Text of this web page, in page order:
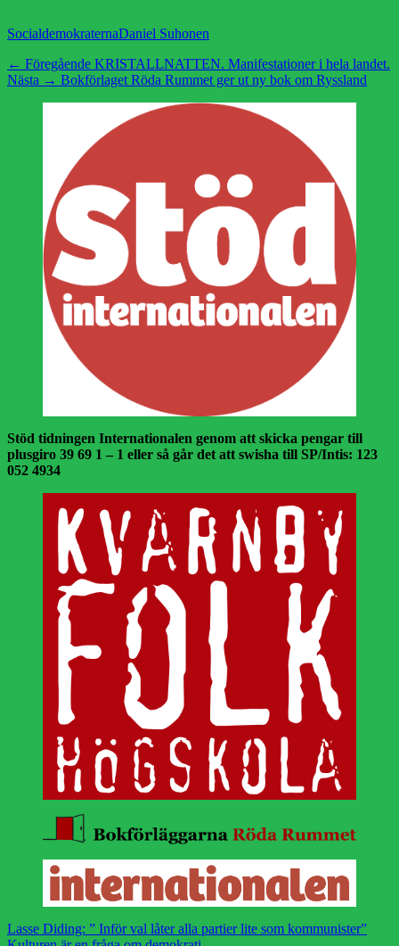
Kategorier
SocialdemokraternaEtiketter
Daniel Suhonen
Inläggsnavigering
← Föregående Föregående
inlägg:
KRISTALLNATTEN. Manifestationer i hela landet.
Nästa → Nästa
Bokförlaget Röda Rummet ger ut ny bok om Ryssland
Stöd tidningen Internationalen genom att skicka pengar till
plusgiro 39 69 1 – 1 eller så går det att swisha till SP/Intis: 123
052 4934
Lasse Diding: ” Inför val låter alla partier lite som kommunister”